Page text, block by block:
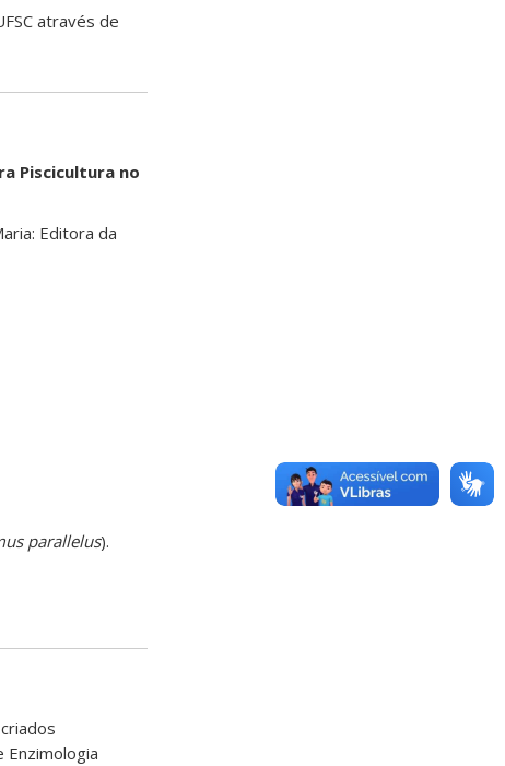
através de
Piscicultura no
Editora da
parallelus).